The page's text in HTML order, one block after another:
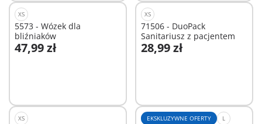
XS
5573 - Wózek dla
bliźniaków
47,99 zł
Dodaj do koszyka
XS
71506 - DuoPack
Sanitariusz z pacjentem
28,99 zł
Dodaj do koszyka
XS EKSKLUZYWNE OFERTY L